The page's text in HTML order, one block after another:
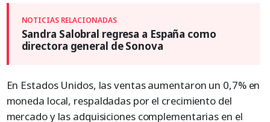
Sandra Salobral regresa a España como
directora general de Sonova
En Estados Unidos, las ventas aumentaron un 0,7% en
moneda local, respaldadas por el crecimiento del
mercado y las adquisiciones complementarias en el